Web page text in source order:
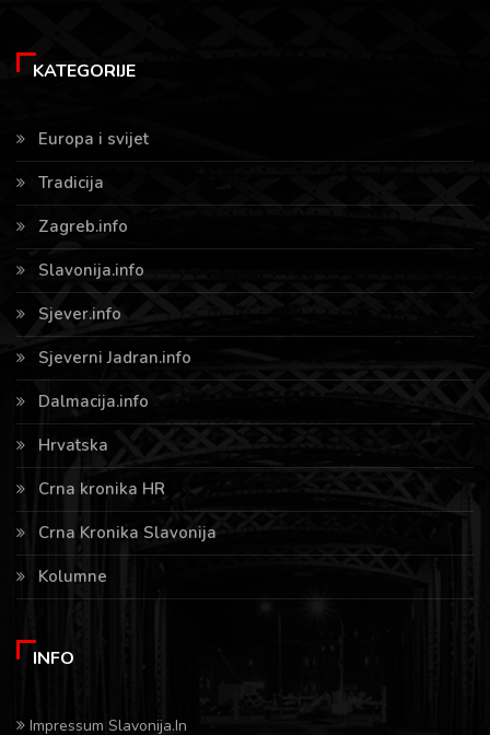
KATEGORIJE
Europa i svijet
Tradicija
Zagreb.info
Slavonija.info
Sjever.info
Sjeverni Jadran.info
Dalmacija.info
Hrvatska
Crna kronika HR
Crna Kronika Slavonija
Kolumne
INFO
Impressum Slavonija.In